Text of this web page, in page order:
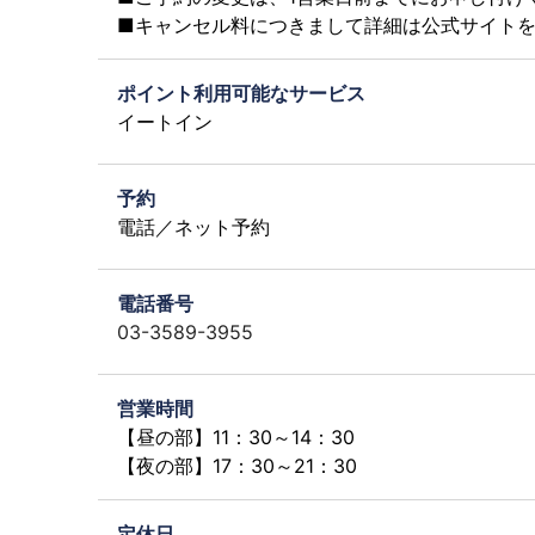
■キャンセル料につきまして詳細は公式サイトを
ポイント利用可能なサービス
イートイン
予約
電話／ネット予約
電話番号
03-3589-3955
営業時間
【昼の部】11：30～14：30
【夜の部】17：30～21：30